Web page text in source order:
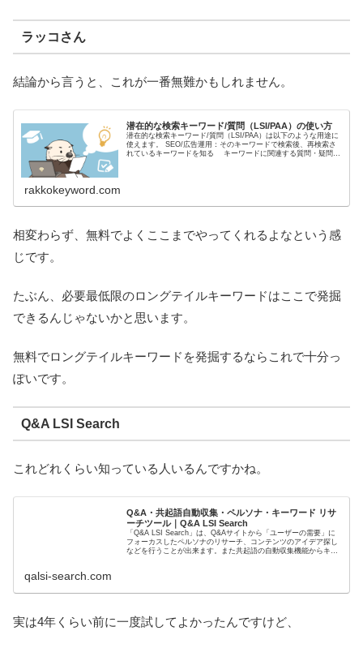
ラッコさん
結論から言うと、これが一番無難かもしれません。
潜在的な検索キーワード/質問（LSI/PAA）の使い方
潜在的な検索キーワード/質問（LSI/PAA）は以下のような用途に
使えます。 SEO/広告運用：そのキーワードで検索後、再検索さ
れているキーワードを知る キーワードに関連する質問・疑問を
rakkokeyword.com
相変わらず、無料でよくここまでやってくれるよなという感
じです。
たぶん、必要最低限のロングテイルキーワードはここで発掘
できるんじゃないかと思います。
無料でロングテイルキーワードを発掘するならこれで十分っ
ぽいです。
Q&A LSI Search
これどれくらい知っている人いるんですかね。
Q&A・共起語自動収集・ペルソナ・キーワード リサ
ーチツール｜Q&A LSI Search
「Q&A LSI Search」は、Q&Aサイトから「ユーザーの需要」に
フォーカスしたペルソナのリサーチ、コンテンツのアイデア探し
などを行うことが出来ます。また共起語の自動収集機能からキー
qalsi-search.com
実は4年くらい前に一度試してよかったんですけど、